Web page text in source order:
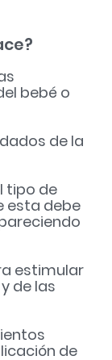
bebé o
de la
tipo de
esta debe
estimular
de las
de